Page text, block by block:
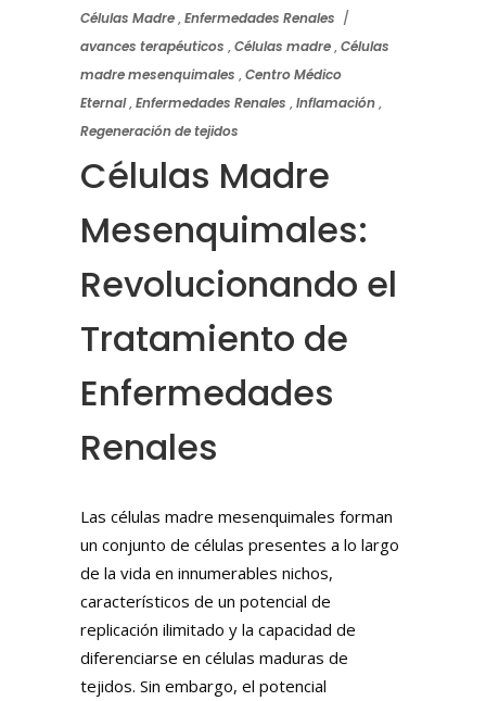
Células Madre,Enfermedades Renales
avances terapéuticos ,Células madre,Células
madre mesenquimales ,Centro Médico
Eternal,Enfermedades Renales ,Inflamación,
Regeneración de tejidos
Células Madre
Mesenquimales:
Revolucionando el
Tratamiento de
Enfermedades
Renales
Las células madre mesenquimales forman
un conjunto de células presentes a lo largo
de la vida en innumerables nichos,
característicos de un potencial de
replicación ilimitado y la capacidad de
diferenciarse en células maduras de
tejidos. Sin embargo, el potencial